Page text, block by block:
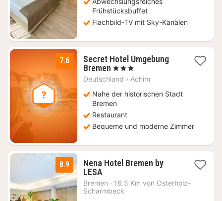
Frühstücksbuffet
Flachbild-TV mit Sky-Kanälen
7.6
Secret Hotel Umgebung
Bremen 2
Nächte
67
€
, 3 Sterne
Deutschland › Achim
Nahe der historischen Stadt
Bremen
Restaurant
Bequeme und moderne Zimmer
8.9
Nena Hotel Bremen by
LESA2
Nächte
ab
Bremen · 16.5 Km von Osterholz-
Scharmbeck